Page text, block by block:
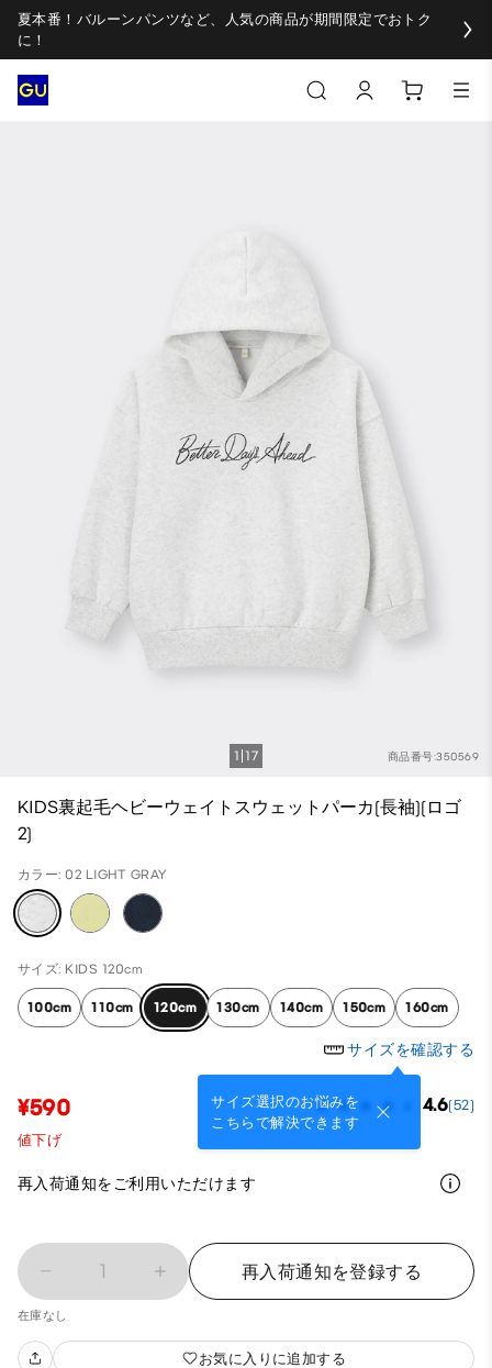
夏本番！バルーンパンツなど、人気の商品が期間限定でおトク
に！
商品番号:350569
1 17
KIDS裏起毛ヘビーウェイトスウェットパーカ(長袖)(ロゴ
2)
カラー: 02 LIGHT GRAY
サイズ: KIDS 120cm
100cm 110cm 120cm 130cm 140cm 150cm 160cm
サイズを確認する
サイズ選択のお悩みを
こちらで解決できます
¥590 4.6(52)
値下げ
再入荷通知をご利用いただけます
1 再入荷通知を登録する
在庫なし
お気に入りに追加する